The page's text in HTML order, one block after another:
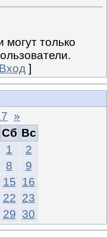
только
Вход ]
»
Сб Вс
1
2
8
9
15 16
22 23
29 30